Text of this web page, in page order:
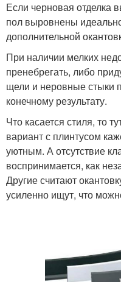
Если черновая отделка
пол выровнены
дополнительной
При наличии мелких
пренебрегать, либо
щели и неровные стыки
конечному результату.
Что касается стиля, то
вариант с плинтусом
уютным. А отсутствие
воспринимается, как
Другие считают
усиленно ищут, что